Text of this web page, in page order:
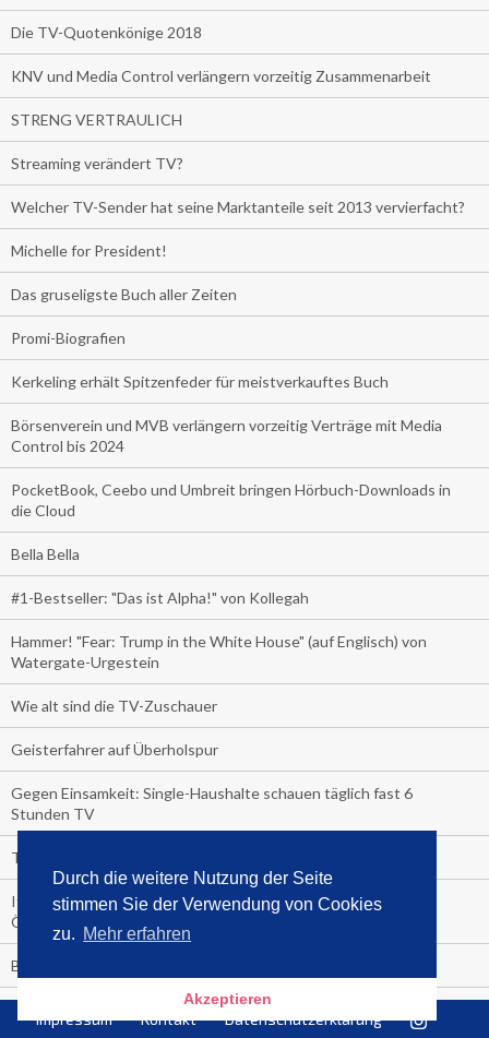
Durch die weitere Nutzung der Seite
stimmen Sie der Verwendung von Cookies
zu. Mehr erfahren
Akzeptieren
Die TV-Quotenkönige 2018
KNV und Media Control verlängern vorzeitig Zusammenarbeit
STRENG VERTRAULICH
Streaming verändert TV?
Welcher TV-Sender hat seine Marktanteile seit 2013 vervierfacht?
Michelle for President!
Das gruseligste Buch aller Zeiten
Promi-Biografien
Kerkeling erhält Spitzenfeder für meistverkauftes Buch
Börsenverein und MVB verlängern vorzeitig Verträge mit Media
Control bis 2024
PocketBook, Ceebo und Umbreit bringen Hörbuch-Downloads in
die Cloud
Bella Bella
#1-Bestseller: "Das ist Alpha!" von Kollegah
Hammer! "Fear: Trump in the White House" (auf Englisch) von
Watergate-Urgestein
Wie alt sind die TV-Zuschauer
Geisterfahrer auf Überholspur
Gegen Einsamkeit: Single-Haushalte schauen täglich fast 6
Stunden TV
TV-Quote:
Italienisches Kochbuch schießt auf Nummer 1 in Deutschland,
Österreich und Schweiz
Blick in die Garage der TV-Dauerglotzer
Die Deutschen investieren, während die Österreicher und
Schweizer noch nachdenken, wie sie reich werden.
Impressum Kontakt Datenschutzerklärung